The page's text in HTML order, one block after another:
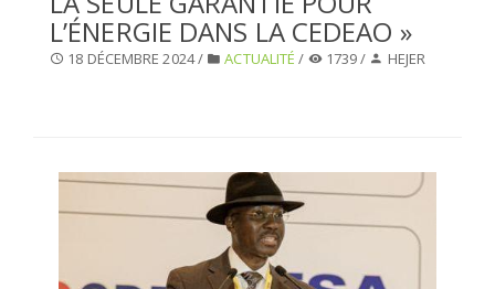
SELECTIONNEZ UNE SECTION
L’ÉNERGIE DANS LA CEDEAO »
18 DÉCEMBRE 2024 / ACTUALITÉ / 1739 / HEJER